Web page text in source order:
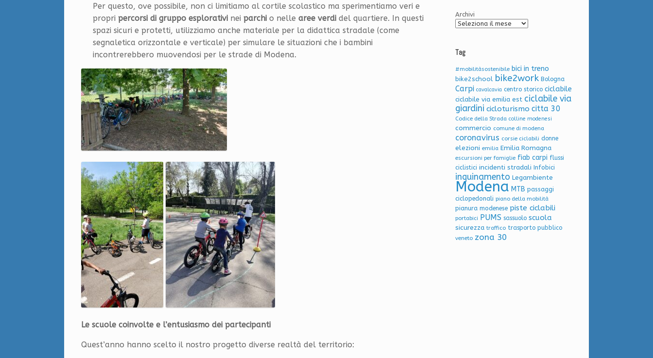
Per questo, ove possibile, non ci limitiamo al cortile scolastico ma sperimentiamo veri e
propri percorsi di gruppo esplorativi nei parchi o nelle aree verdi del quartiere. In questi
spazi sicuri e protetti, utilizziamo anche materiale per la didattica stradale (come
segnaletica orizzontale e verticale) per simulare le situazioni che i bambini
incontrerebbero muovendosi per le strade di Modena.
Le scuole coinvolte e l’entusiasmo dei partecipanti
Quest’anno hanno scelto il nostro progetto diverse realtà del territorio:
Archivi
Tag
#mobilitàsostenibile bici in treno
bike2school bike2work Bologna
Carpi cavalcavia centro storico ciclabile
ciclabile via emilia est ciclabile via
giardini cicloturismo citta 30
Codice della Strada colline modenesi
commercio comune di modena
coronavirus corsie ciclabili donne
elezioni emilia Emilia Romagna
escursioni per famiglie fiab carpi flussi
ciclistici incidenti stradali Infobici
inquinamento Legambiente
Modena MTB passaggi
ciclopedonali piano della mobilità
pianura modenese piste ciclabili
portabici PUMS sassuolo scuola
sicurezza traffico trasporto pubblico
veneto zona 30